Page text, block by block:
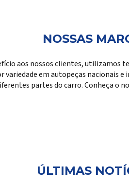
NOSSAS
aos nossos clientes, utilizamos
em autopeças nacionais
partes do carro. Conheça o
ÚLTIMAS